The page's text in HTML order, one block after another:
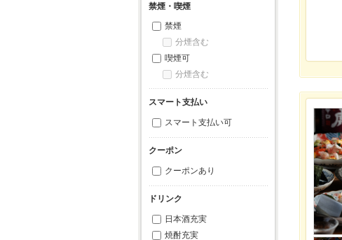
禁煙・喫煙
禁煙
分煙含む
喫煙可
分煙含む
スマート支払い
スマート支払い可
クーポン
クーポンあり
ドリンク
日本酒充実
焼酎充実